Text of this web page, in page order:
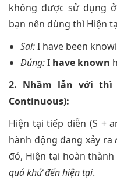
không được sử dụng
bạn nên dùng thì Hiện
Sai:I have been
Đúng:I have known
2. Nhầm lẫn với thì
Continuous):
Hiện tại tiếp diễn (S +
hành động đang xảy ra
đó, Hiện tại hoàn
quá khứ đến hiện tại.